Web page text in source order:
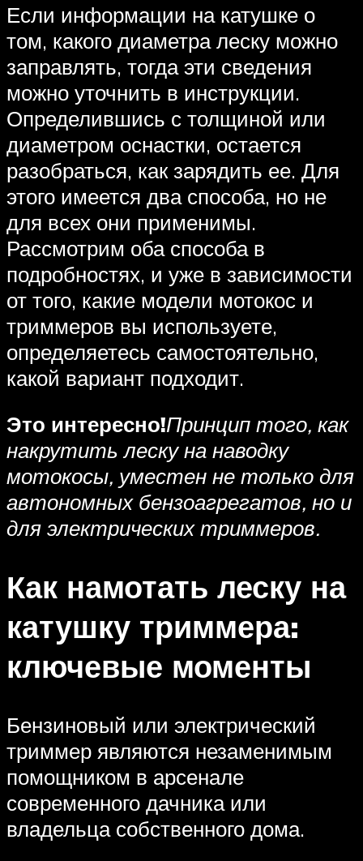
Если информации на катушке о
том, какого диаметра леску можно
заправлять, тогда эти сведения
можно уточнить в инструкции.
Определившись с толщиной или
диаметром оснастки, остается
разобраться, как зарядить ее. Для
этого имеется два способа, но не
для всех они применимы.
Рассмотрим оба способа в
подробностях, и уже в зависимости
от того, какие модели мотокос и
триммеров вы используете,
определяетесь самостоятельно,
какой вариант подходит.
Это интересно!Принцип того, как
накрутить леску на наводку
мотокосы, уместен не только для
автономных бензоагрегатов, но и
для электрических триммеров.
Как намотать леску на
катушку триммера:
ключевые моменты
Бензиновый или электрический
триммер являются незаменимым
помощником в арсенале
современного дачника или
владельца собственного дома.